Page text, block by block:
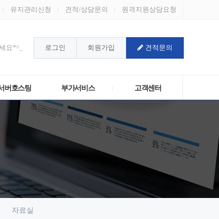
유지관리신청 견적/상담문의 원격지원상담요청
요*^_^* 로그인 회원가입 견적문의
버호스팅 부가서비스 고객센터
자료실